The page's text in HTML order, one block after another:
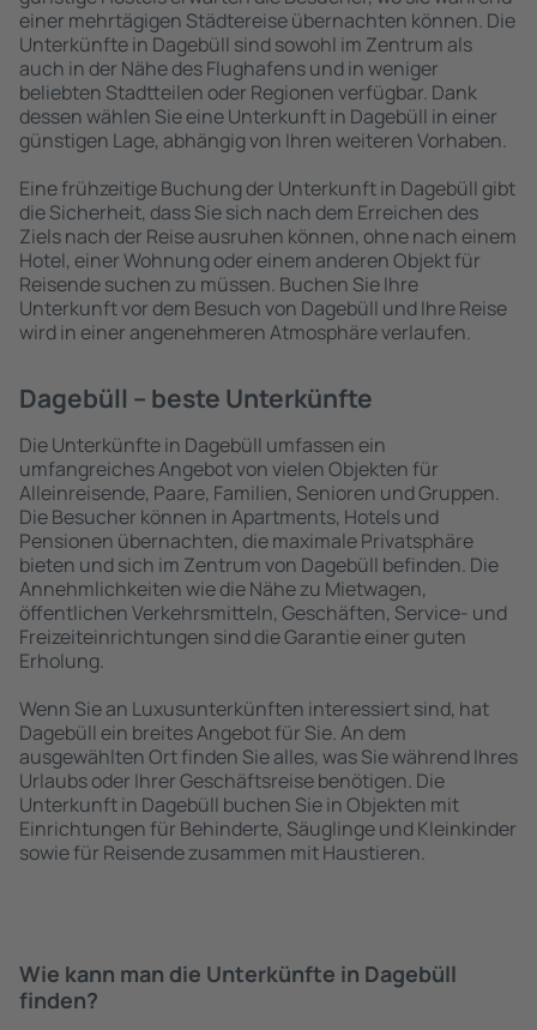
einer mehrtägigen Städtereise übernachten können. Die
Unterkünfte in Dagebüll sind sowohl im Zentrum als
auch in der Nähe des Flughafens und in weniger
beliebten Stadtteilen oder Regionen verfügbar. Dank
dessen wählen Sie eine Unterkunft in Dagebüll in einer
günstigen Lage, abhängig von Ihren weiteren Vorhaben.
Eine frühzeitige Buchung der Unterkunft in Dagebüll gibt
die Sicherheit, dass Sie sich nach dem Erreichen des
Ziels nach der Reise ausruhen können, ohne nach einem
Hotel, einer Wohnung oder einem anderen Objekt für
Reisende suchen zu müssen. Buchen Sie Ihre
Unterkunft vor dem Besuch von Dagebüll und Ihre Reise
wird in einer angenehmeren Atmosphäre verlaufen.
Dagebüll – beste Unterkünfte
Die Unterkünfte in Dagebüll umfassen ein
umfangreiches Angebot von vielen Objekten für
Alleinreisende, Paare, Familien, Senioren und Gruppen.
Die Besucher können in Apartments, Hotels und
Pensionen übernachten, die maximale Privatsphäre
bieten und sich im Zentrum von Dagebüll befinden. Die
Annehmlichkeiten wie die Nähe zu Mietwagen,
öffentlichen Verkehrsmitteln, Geschäften, Service- und
Freizeiteinrichtungen sind die Garantie einer guten
Erholung.
Wenn Sie an Luxusunterkünften interessiert sind, hat
Dagebüll ein breites Angebot für Sie. An dem
ausgewählten Ort finden Sie alles, was Sie während Ihres
Urlaubs oder Ihrer Geschäftsreise benötigen. Die
Unterkunft in Dagebüll buchen Sie in Objekten mit
Einrichtungen für Behinderte, Säuglinge und Kleinkinder
sowie für Reisende zusammen mit Haustieren.
Wie kann man die Unterkünfte in Dagebüll
finden?